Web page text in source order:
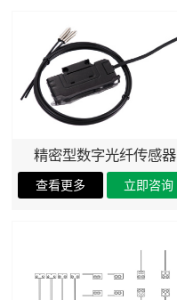
精密型数字光纤传感器